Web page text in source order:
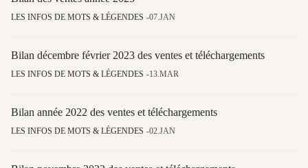
LES INFOS DE MOTS & LÉGENDES 07.JAN
Bilan décembre février 2023 des ventes et téléchargements
LES INFOS DE MOTS & LÉGENDES 13.MAR
Bilan année 2022 des ventes et téléchargements
LES INFOS DE MOTS & LÉGENDES 02.JAN